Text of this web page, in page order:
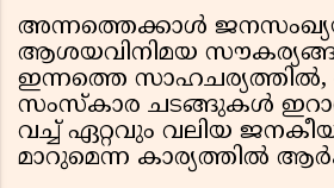
അന്നത്തെക്കാൾ
ആശയവിനിമയ
ഇന്നത്തെ
സംസ്കാര ചടങ്ങുകൾ
വച്ച് ഏറ്റവും വലിയ
മാറുമെന്ന കാര്യത്തിൽ